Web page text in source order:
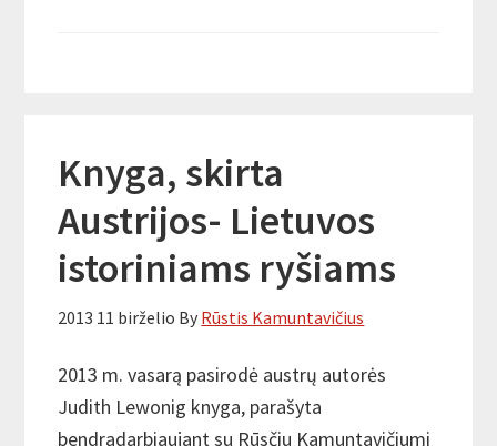
Knyga, skirta
Austrijos- Lietuvos
istoriniams ryšiams
2013 11 birželio By Rūstis Kamuntavičius
2013 m. vasarą pasirodė austrų autorės
Judith Lewonig knyga, parašyta
bendradarbiaujant su Rūsčiu Kamuntavičiumi